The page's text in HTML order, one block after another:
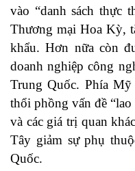
vào “danh sách thực
Thương mại Hoa Kỳ,
khẩu. Hơn nữa còn
doanh nghiệp công
Trung Quốc. Phía
thổi phồng vấn đề
và các giá trị quan
Tây giảm sự phụ
Quốc.